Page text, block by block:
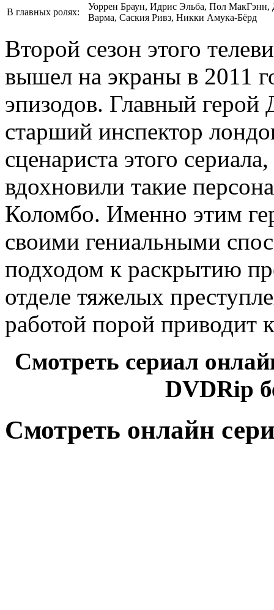
В главных ролях:
Уоррен Браун, Идрис Эльба, Пол
Варма, Саския Ривз, Никки Амука-Бёрд
Второй сезон этого
вышел на экраны в 2011
эпизодов. Главный
старший инспектор
сценариста этого
вдохновили такие
Коломбо. Именно этим
своими гениальными
подходом к раскрытию
отделе тяжелых
работой порой приводит
Смотреть сериал
DVDRip
Смотреть онлайн